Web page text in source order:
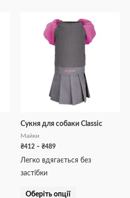
Сукня для собаки Classic
Майки
₴412 – ₴489
цін:
від
₴412
до
₴489
Легко вдягається без
застібки
Оберіть опції
Цей
товар
має
кілька
варіантів.
Параметри
можна
на